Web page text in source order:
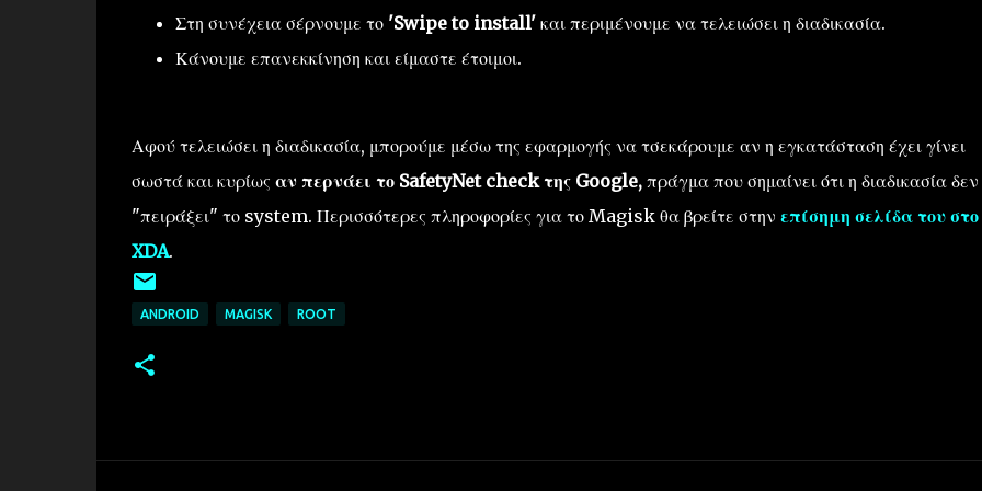
Στη συνέχεια σέρνουμε το 'Swipe to install'και περιμένουμε να τελειώσει η διαδικασία.
Κάνουμε επανεκκίνηση και είμαστε έτοιμοι.
Αφού τελειώσει η διαδικασία, μπορούμε μέσω της εφαρμογής να τσεκάρουμε αν η εγκατάσταση έχει γίνει
σωστά και κυρίως αν περνάει το SafetyNet check της Google,πράγμα που σημαίνει ότι η διαδικασία δεν
"πειράξει" το system. Περισσότερες πληροφορίες για το Magisk θα βρείτε στην επίσημη σελίδα του στο
XDA.
ANDROID MAGISK ROOT